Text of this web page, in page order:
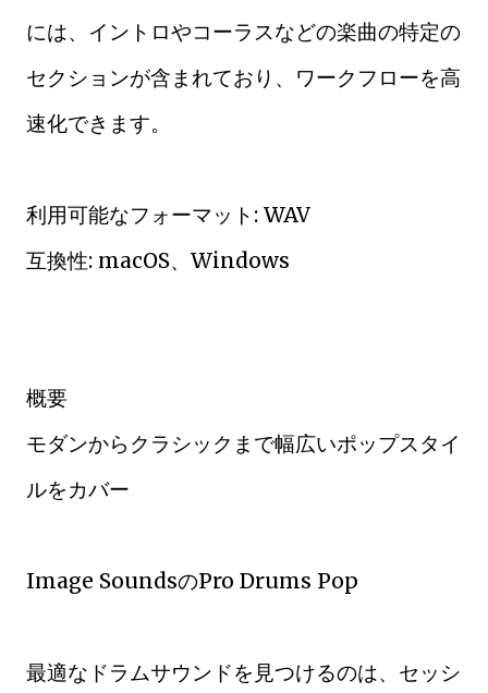
には、イントロやコーラスなどの楽曲の特定の
セクションが含まれており、ワークフローを高
速化できます。
利用可能なフォーマット: WAV
互換性: macOS、Windows
概要
モダンからクラシックまで幅広いポップスタイ
ルをカバー
Image SoundsのPro Drums Pop
最適なドラムサウンドを見つけるのは、セッシ